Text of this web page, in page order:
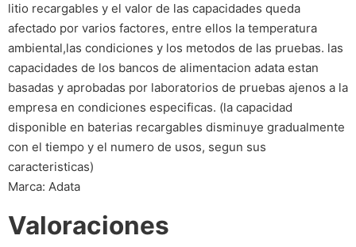
litio recargables y el valor de las capacidades queda
afectado por varios factores, entre ellos la temperatura
ambiental,las condiciones y los metodos de las pruebas. las
capacidades de los bancos de alimentacion adata estan
basadas y aprobadas por laboratorios de pruebas ajenos a la
empresa en condiciones especificas. (la capacidad
disponible en baterias recargables disminuye gradualmente
con el tiempo y el numero de usos, segun sus
caracteristicas)
Marca: Adata
Valoraciones